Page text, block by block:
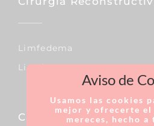
Limfedema
Lipedema
Capil·lar
Aviso de
Usamos las cookies
mejor y ofrecerte el
mereces, hecho a